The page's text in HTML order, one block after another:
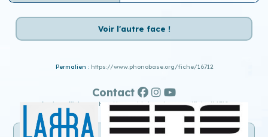
Voir l'autre face !
Permalien : https://www.phonobase.org/fiche/16712
Ancien affichage : http://www.old.phonobase.org/fiche/16712
Contact